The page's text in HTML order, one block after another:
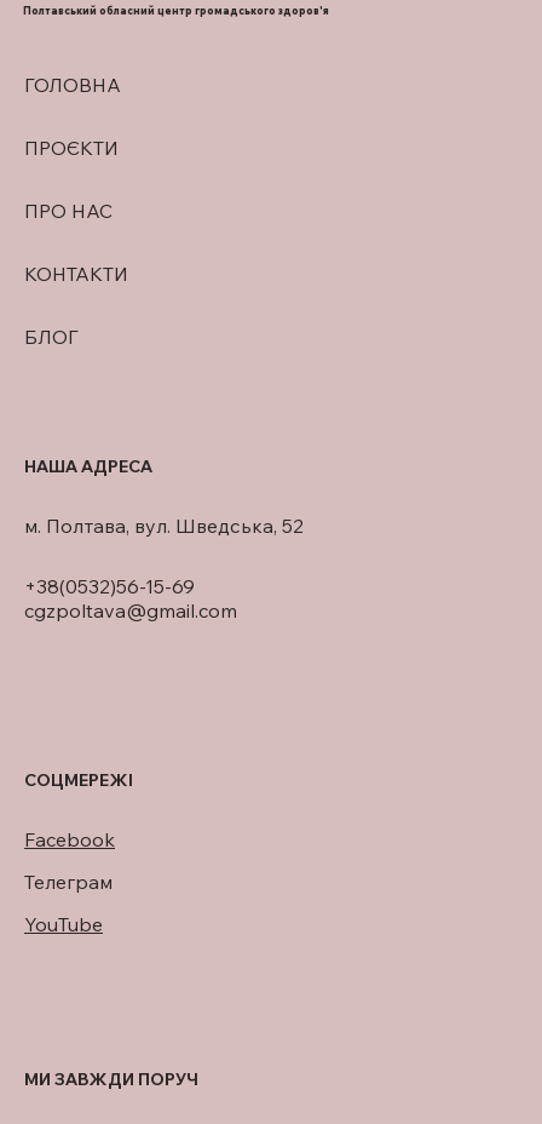
ВЕДУТЬ ПОШУК ЕФЕКТИВНИХ
ГОЛОВНА
ПРОЄКТИ
ПРО НАС
КОНТАКТИ
БЛОГ
Полтавський обласний центр громадського здоров'я
+38(0532)56-15-69
cgzpoltava@gmail.com
м. Полтава, вул. Шведська, 52
НАША АДРЕСА
СОЦМЕРЕЖІ
Facebook
Телеграм
YouTube
МИ ЗАВЖДИ ПОРУЧ